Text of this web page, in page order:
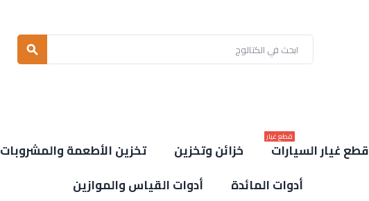
search
قطع غيار السيارات
قطع غيار
خزائن وتخزين تخزين الأطعمة والمشروبات
أدوات المائدة
أدوات القياس والموازين